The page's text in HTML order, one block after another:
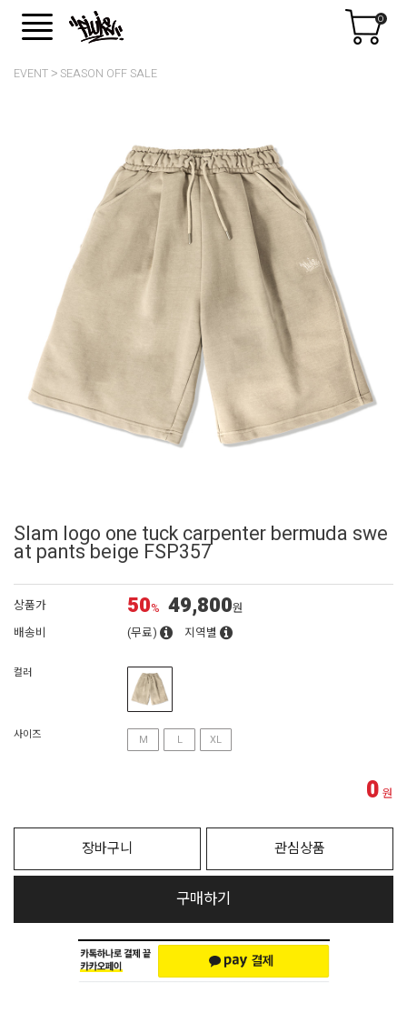
0
EVENT SEASON OFF SALE
Slam logo one tuck carpenter bermuda swe
at pants beige FSP357
상품가 50% 49,800원
배송비
(무료) 지역별
컬러
사이즈 M L XL
0 원
장바구니 관심상품
구매하기